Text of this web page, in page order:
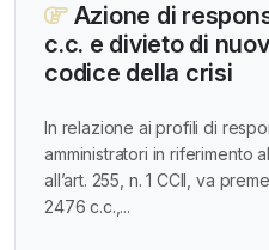
Azione di
c.c. e divieto di
codice della crisi
In relazione ai profili di
amministratori in riferimento
all’art. 255, n. 1 CCII, va
2476 c.c.,...